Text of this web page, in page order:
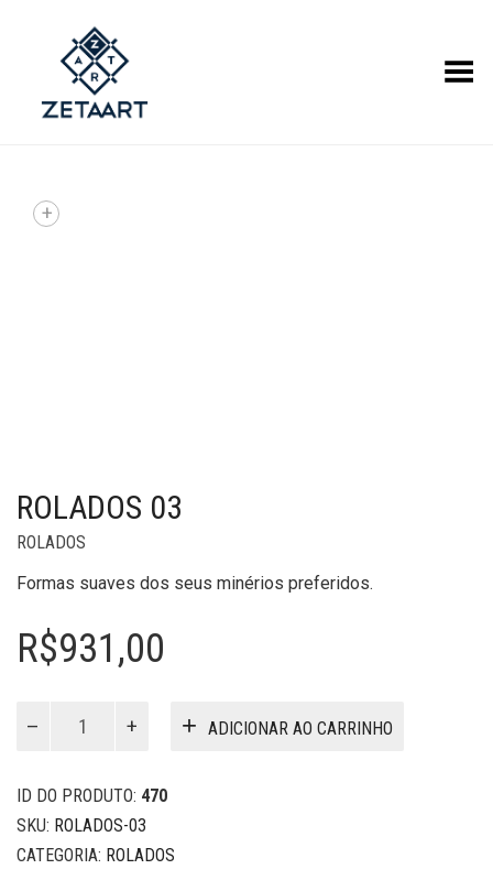
Alternar Menu
+
ROLADOS 03
ROLADOS
Formas suaves dos seus minérios preferidos.
R$931,00
ADICIONAR AO CARRINHO
ID DO PRODUTO: 470
SKU: ROLADOS-03
CATEGORIA: ROLADOS